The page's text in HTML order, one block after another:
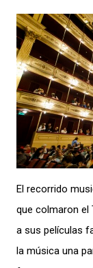
El recorrido
que colmaron
a sus películas
la música una